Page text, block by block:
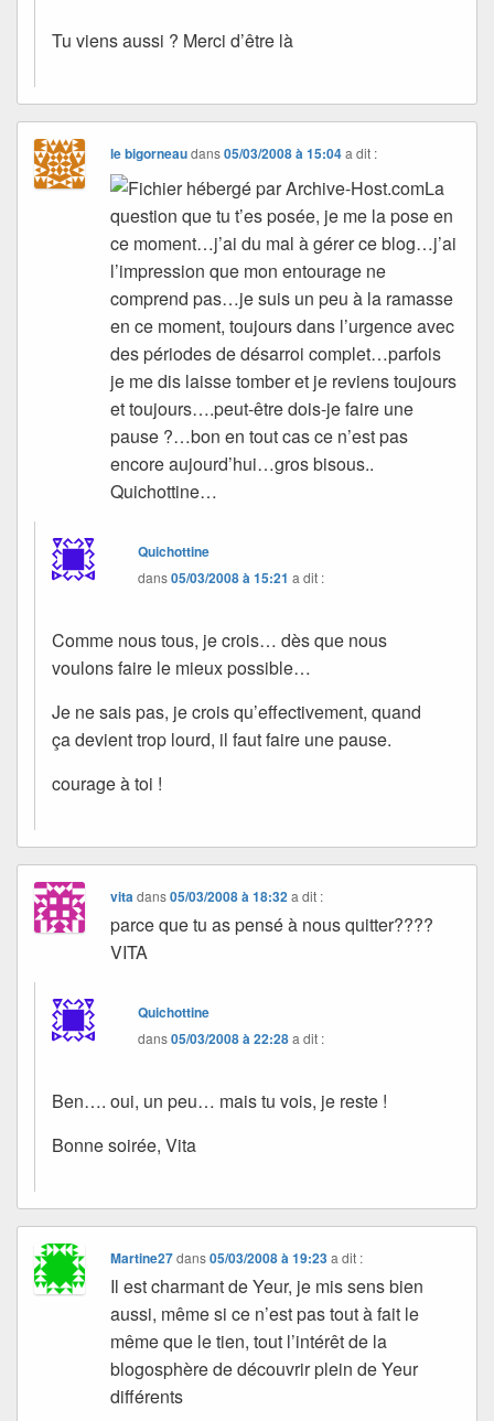
Tu viens aussi ? Merci d’être là
le bigorneaudans05/03/2008 à 15:04 a dit :
La
question que tu t’es posée, je me la pose en
ce moment…j’ai du mal à gérer ce blog…j’ai
l’impression que mon entourage ne
comprend pas…je suis un peu à la ramasse
en ce moment, toujours dans l’urgence avec
des périodes de désarroi complet…parfois
je me dis laisse tomber et je reviens toujours
et toujours….peut-être dois-je faire une
pause ?…bon en tout cas ce n’est pas
encore aujourd’hui…gros bisous..
Quichottine…
Quichottine
dans05/03/2008 à 15:21 a dit :
Comme nous tous, je crois… dès que nous
voulons faire le mieux possible…
Je ne sais pas, je crois qu’effectivement, quand
ça devient trop lourd, il faut faire une pause.
courage à toi !
vitadans05/03/2008 à 18:32 a dit :
parce que tu as pensé à nous quitter????
VITA
Quichottine
dans05/03/2008 à 22:28a dit :
Ben…. oui, un peu… mais tu vois, je reste !
Bonne soirée, Vita
Martine27dans05/03/2008 à 19:23 a dit :
Il est charmant de Yeur, je mis sens bien
aussi, même si ce n’est pas tout à fait le
même que le tien, tout l’intérêt de la
blogosphère de découvrir plein de Yeur
différents